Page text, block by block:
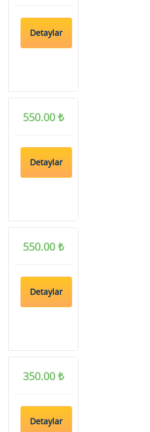
Detaylar
550.00 ₺
Detaylar
550.00 ₺
Detaylar
350.00 ₺
Detaylar